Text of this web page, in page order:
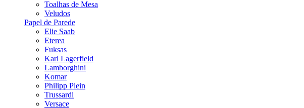
Toalhas de Mesa
Veludos
Papel de Parede
Elie Saab
Eterea
Fuksas
Karl Lagerfield
Lamborghini
Komar
Philipp Plein
Trussardi
Versace